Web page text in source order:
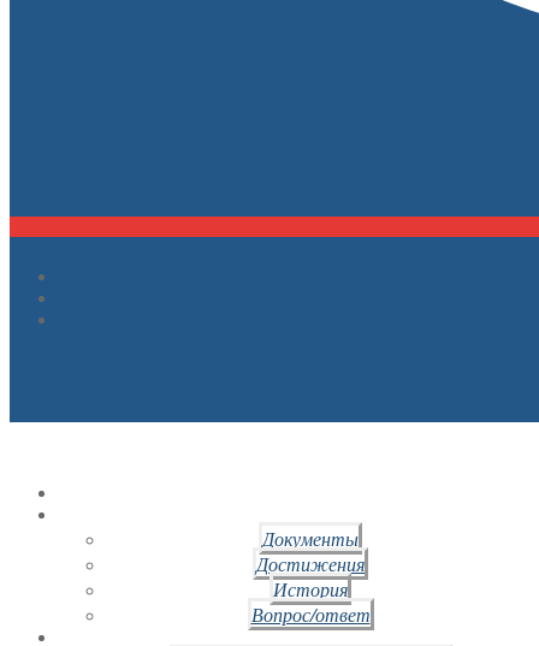
Документы
Достижения
История
Вопрос/ответ